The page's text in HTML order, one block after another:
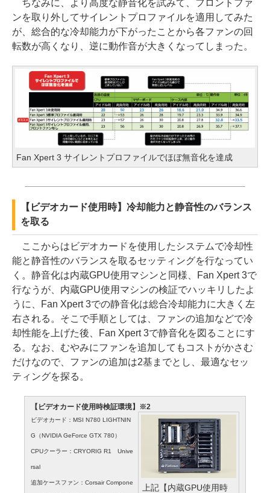
ちなみに、より高度な静音化を試みて、フロントファ
ンを取り外してサイレントプロファイルを適用してみた
が、総合的な冷却能力が下がったことから各ファンの回
転数が高くなり、逆に動作音が大きくなってしまった。
Fan Xpert 3 サイレントプロファイルでほぼ無音化を達成
【ビデオカード使用時】冷却能力と静音性のバランス
を取る
ここからはビデオカードを使用したシステムで冷却性
能と静音性のバランスを取るセッティングを行なってい
く。静音化は内蔵GPU使用マシンと同様、Fan Xpert 3で
行なうが、内蔵GPU使用マシンの検証でハッキリしたよ
うに、Fan Xpert 3での静音化は総合冷却能力に大きく左
右される。そこで手順としては、ファンの追加などで冷
却性能を上げた後、Fan Xpert 3で静音化を図ることにす
る。なお、むやみにファンを追加してもコストがかさむ
だけなので、ファンの追加は2基までとし、最適なセッ
ティングを探る。
【ビデオカード使用時検証環境】※2
上記【内蔵GPU使用時
ビデオカード：MSI N780 LIGHTNIN
G（NVIDIA GeForce GTX 780）
CPUクーラー：CRYORIG R1 Unive
rsal
追加ケースファン：Corsair Compone